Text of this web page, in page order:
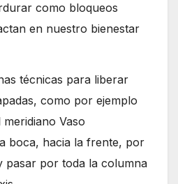
como bloqueos
en nuestro bienestar
técnicas para liberar
como por ejemplo
Vaso
boca, hacia la frente, por
pasar por toda la columna